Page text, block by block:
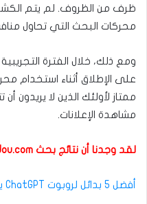
ظرف من الظروف. لم يتم
محركات البحث التي تحاول
ومع ذلك، خلال الفترة
على الإطلاق أثناء استخدام
ممتاز لأولئك الذين لا يريدون
مشاهدة الإعلانات.
لقد وجدنا أن نتائج بحث You.com قريبة جدًا من نتائج بينج.
أفضل 5 بدائل لروبوت ChatGPT يمكنك استعمالها مجاناً